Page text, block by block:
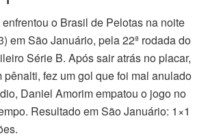
o Brasil de Pelotas na noite
em São Januário, pela 22ª rodada do
Série B. Após sair atrás no placar,
pênalti, fez um gol que foi mal anulado
Daniel Amorim empatou o jogo no
Resultado em São Januário: 1×1